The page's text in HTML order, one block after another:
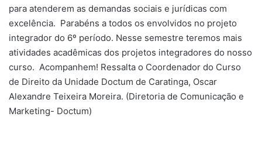
para atenderem as demandas sociais e jurídicas com
excelência. Parabéns a todos os envolvidos no projeto
integrador do 6º período. Nesse semestre teremos mais
atividades acadêmicas dos projetos integradores do nosso
curso. Acompanhem! Ressalta o Coordenador do Curso
de Direito da Unidade Doctum de Caratinga, Oscar
Alexandre Teixeira Moreira. (Diretoria de Comunicação e
Marketing- Doctum)